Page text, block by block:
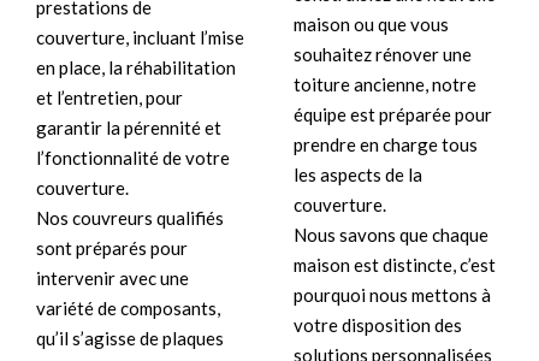
prestations de
couverture, incluant l’mise
en place, la réhabilitation
et l’entretien, pour
garantir la pérennité et
l’fonctionnalité de votre
couverture.
Nos couvreurs qualifiés
sont préparés pour
intervenir avec une
variété de composants,
qu’il s’agisse de plaques
maison ou que vous
souhaitez rénover une
toiture ancienne, notre
équipe est préparée pour
prendre en charge tous
les aspects de la
couverture.
Nous savons que chaque
maison est distincte, c’est
pourquoi nous mettons à
votre disposition des
solutions personnalisées